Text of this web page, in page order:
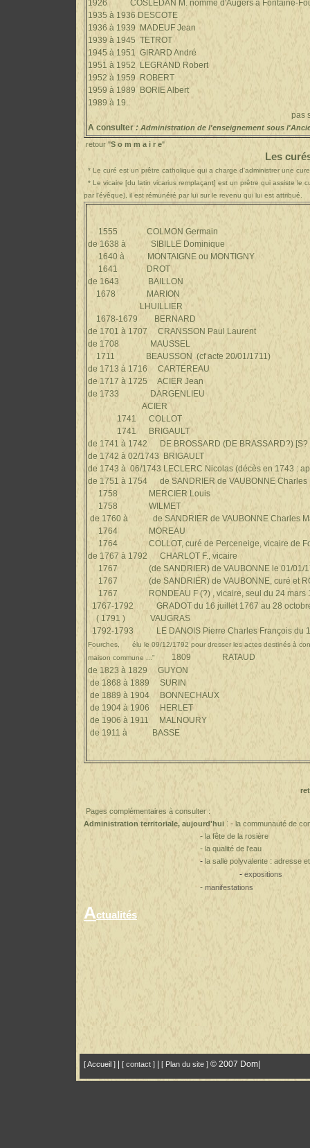
1926 COSLEDAN M. nommé d'Augers à Fontaine-
1935 à 1936 DESCOTE
1936 à 1939 MADEUF
1939 à 1945 TETROT
1945 à 1951 GIRARD André
1951 à 1952 LEGRAND Robert
1952 à 1959 ROBERT
1959 à 1989 BORIE Albert
1989 à 19..
pas
A consulter : Administration de l'enseignement sous
retour "S o m m a i r e"
Les
* Le curé est un prêtre catholique qui a charge d'administrer une
* Le vicaire [du latin vicarius remplaçant] est un prêtre qui assiste le
par l'évêque), il est rémunéré par lui sur le revenu qui lui est attribué.
1555 COLMON Germain
de 1638 à SIBILLE Dominique
1640 à MONTAIGNE ou MONTIGNY
1641 DROT
de 1643 BAILLON
1678 MARION
LHUILLIER
1678-1679 BERNARD
de 1701 à 1707 CRANSSON Paul Laurent
de 1708 MAUSSEL
1711 BEAUSSON (cf acte 20/01/1711)
de 1713 à 1716 CARTEREAU
de 1717 à 1725 ACIER Jean
de 1733 DARGENLIEU
ACIER
1741 COLLOT
1741 BRIGAULT
de 1741 à 1742 DE BROSSARD (DE BRASSARD?)
de 1742 à 02/1743 BRIGAULT
de 1743 à 06/1743 LECLERC Nicolas (décès en 1743 :
de 1751 à 1754
de SANDRIER de VAUBONNE Charles
1758 MERCIER Louis
1758 WILMET
de 1760 à de SANDRIER de VAUBONNE Charles
1764 MOREAU
1764 COLLOT, curé de Perceneige, vicaire de
de 1767 à 1792 CHARLOT F., vicaire
1767 (de SANDRIER) de VAUBONNE le 01/01/
1767
(de SANDRIER) de VAUBONNE, curé et
1767 RONDEAU F (?) , vicaire, seul du 24
1767-1792 GRADOT du 16 juillet 1767 au 28
( 1791 ) VAUGRAS
1792-1793 LE DANOIS Pierre Charles François du
Fourches, élu le 09/12/1792 pour dresser les actes destinés à
maison commune ..."
1809 RATAUD
de 1823 à 1829 GUYON
de 1868 à 1889 SURIN
de 1889 à 1904 BONNECHAUX
de 1904 à 1906 HERLET
de 1906 à 1911 MALNOURY
de 1911 à BASSE
Pages complémentaires à consulter :
Administration territoriale, aujourd'hui : - la communauté de
- la fête de la rosière
- la qualité de l'eau
- la salle polyvalente : adresse
- expositions
- manifestations
Actualités
[ Accueil ] |[ contact ] |[ Plan du site ] © 2007 Dom|